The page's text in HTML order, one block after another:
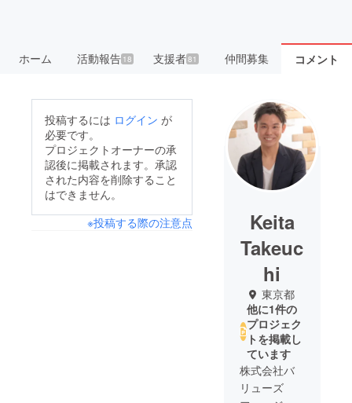
ホーム 活動報告18 支援者81 仲間募集 コメント
投稿するには ログイン が
必要です。
プロジェクトオーナーの承
認後に掲載されます。承認
された内容を削除すること
はできません。
※投稿する際の注意点
Keita
Takeuc
hi
東京都
他に1件の
プロジェク
トを掲載し
ています
株式会社バ
リューズ